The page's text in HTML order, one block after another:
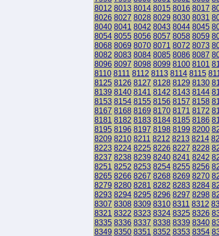
8012 8013 8014 8015 8016 8017
8026 8027 8028 8029 8030 8031
8040 8041 8042 8043 8044 8045
8054 8055 8056 8057 8058 8059
8068 8069 8070 8071 8072 8073
8082 8083 8084 8085 8086 8087
8096 8097 8098 8099 8100 8101
8110 8111 8112 8113 8114 8115
8125 8126 8127 8128 8129 8130
8139 8140 8141 8142 8143 8144
8153 8154 8155 8156 8157 8158
8167 8168 8169 8170 8171 8172
8181 8182 8183 8184 8185 8186
8195 8196 8197 8198 8199 8200
8209 8210 8211 8212 8213 8214
8223 8224 8225 8226 8227 8228
8237 8238 8239 8240 8241 8242
8251 8252 8253 8254 8255 8256
8265 8266 8267 8268 8269 8270
8279 8280 8281 8282 8283 8284
8293 8294 8295 8296 8297 8298
8307 8308 8309 8310 8311 8312
8321 8322 8323 8324 8325 8326
8335 8336 8337 8338 8339 8340
8349 8350 8351 8352 8353 8354